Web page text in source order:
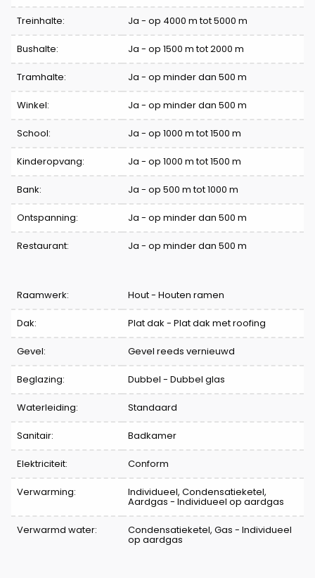
Treinhalte: Ja - op 4000 m tot 5000 m
Bushalte: Ja - op 1500 m tot 2000 m
Tramhalte: Ja - op minder dan 500 m
Winkel: Ja - op minder dan 500 m
School: Ja - op 1000 m tot 1500 m
Kinderopvang: Ja - op 1000 m tot 1500 m
Bank: Ja - op 500 m tot 1000 m
Ontspanning: Ja - op minder dan 500 m
Restaurant: Ja - op minder dan 500 m
Raamwerk: Hout - Houten ramen
Dak: Plat dak - Plat dak met roofing
Gevel: Gevel reeds vernieuwd
Beglazing: Dubbel - Dubbel glas
Waterleiding: Standaard
Sanitair: Badkamer
Elektriciteit: Conform
Verwarming: Individueel, Condensatieketel,
Aardgas - Individueel op aardgas
Verwarmd water: Condensatieketel, Gas - Individueel
op aardgas